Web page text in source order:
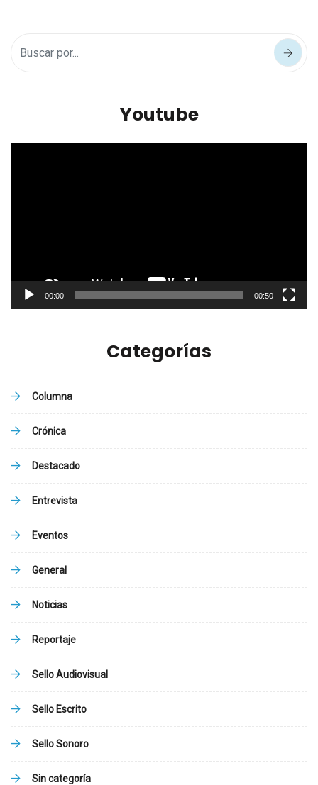
Youtube
00:00 00:50
Categorías
Columna
Crónica
Destacado
Entrevista
Eventos
General
Noticias
Reportaje
Sello Audiovisual
Sello Escrito
Sello Sonoro
Sin categoría